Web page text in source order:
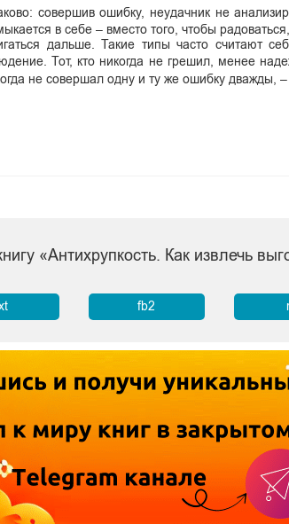
совершив ошибку, неудачник не
в себе – вместо того, чтобы
дальше. Такие типы часто считают
Тот, кто никогда не грешил, менее
не совершал одну и ту же ошибку дважды,
«Антихрупкость. Как извлечь
fb2